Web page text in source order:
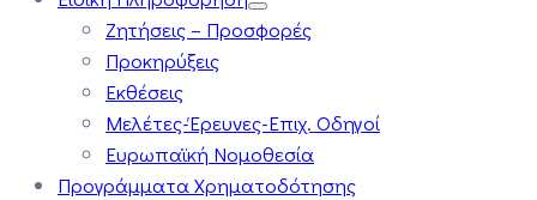
Ζητήσεις – Προσφορές
Προκηρύξεις
Εκθέσεις
Μελέτες-Έρευνες-Επιχ. Οδηγοί
Ευρωπαϊκή Νομοθεσία
Προγράμματα Χρηματοδότησης